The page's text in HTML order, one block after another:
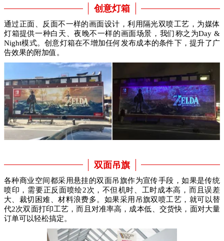
创意灯箱
通过正面、反面不一样的画面设计，利用隔光双喷工艺，为媒体
灯箱提供一种白天、夜晚不一样的画面场景，我们称之为Day &
Night模式。创意灯箱在不增加任何发布成本的条件下，提升了广
告效果的附加值。
双面吊旗
各种商业空间都采用悬挂的双面吊旗作为宣传手段，如果是传统
喷印，需要正反面喷绘2次，不但机时、工时成本高，而且误差
大、裁切困难、材料浪费多。如果采用吊旗双喷工艺，就可以替
代2次双面打印工艺，而且对准率高，成本低、交货快，面对大量
订单可以轻松搞定。